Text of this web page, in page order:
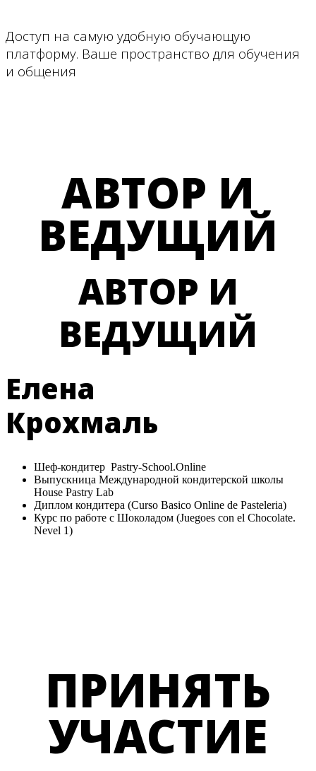
Доступ на самую удобную обучающую
платформу. Ваше пространство для обучения
и общения
АВТОР И
ВЕДУЩИЙ
АВТОР И
ВЕДУЩИЙ
Елена
Крохмаль
Шеф-кондитер Pastry-School.Online
Выпускница Международной кондитерской школы
House Pastry Lab
Диплом кондитера (Curso Basico Online de Pasteleria)
Курс по работе с Шоколадом (Juegoes con el Chocolate.
Nevel 1)
ПРИНЯТЬ
УЧАСТИЕ